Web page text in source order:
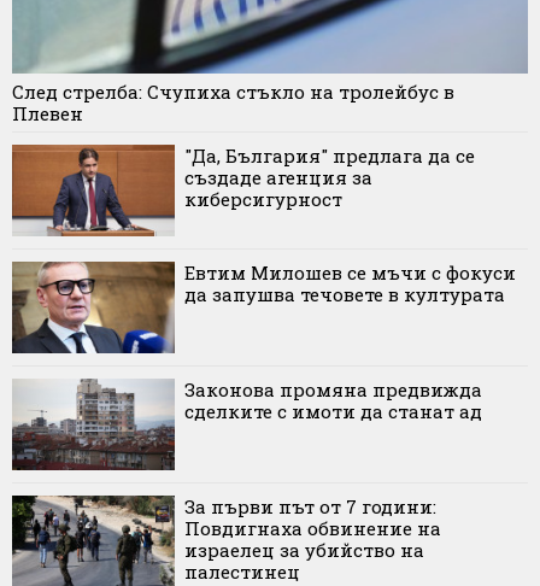
След стрелба: Счупиха стъкло на тролейбус в
Плевен
"Да, България" предлага да се
създаде агенция за
киберсигурност
Евтим Милошев се мъчи с фокуси
да запушва течовете в културата
Законова промяна предвижда
сделките с имоти да станат ад
За първи път от 7 години:
Повдигнаха обвинение на
израелец за убийство на
палестинец